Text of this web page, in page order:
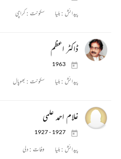
پیدائش : بلیا سکونت :کراچی
ڈاکٹر اعظم
1963
پیدائش : بلیا سکونت : بھوپال
غلام احمد علمی
1927 - 1927
پیدائش : بلیا وفات :دلی